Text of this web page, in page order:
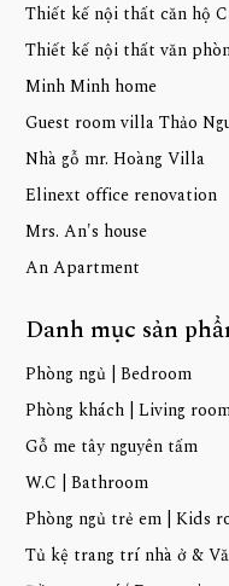
Thiết kế nội thất căn hộ
Thiết kế nội thất văn
Minh Minh home
Guest room villa Thảo
Nhà gỗ mr. Hoàng Villa
Elinext office renovation
Mrs. An's house
An Apartment
Danh mục sản
Phòng ngủ | Bedroom
Phòng khách | Living
Gỗ me tây nguyên tấm
W.C | Bathroom
Phòng ngủ trẻ em | Kids
Tủ kệ trang trí nhà ở &